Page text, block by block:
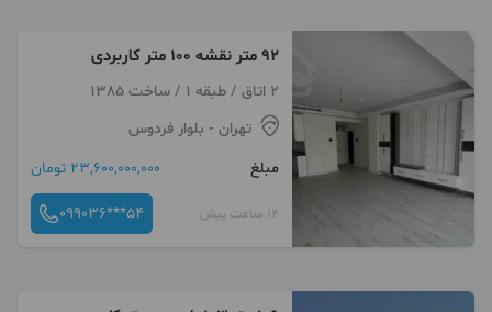
۹۲ متر نقشه ۱۰۰ متر کاربردی
2 اتاق / طبقه 1 / ساخت 1385
تهران - بلوار فردوس
مبلغ
23,600,000,000 تومان
14 ساعت پیش 099036***54